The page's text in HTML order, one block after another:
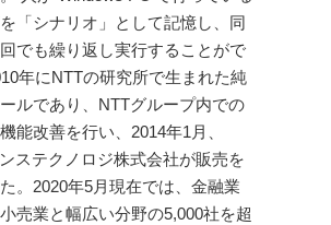
「シナリオ」として記憶し、同
でも繰り返し実行することがで
年にNTTの研究所で生まれた純
ルであり、NTTグループ内での
能改善を行い、2014年1月、
ステクノロジ株式会社が販売を
。2020年5月現在では、金融業
売業と幅広い分野の5,000社を超